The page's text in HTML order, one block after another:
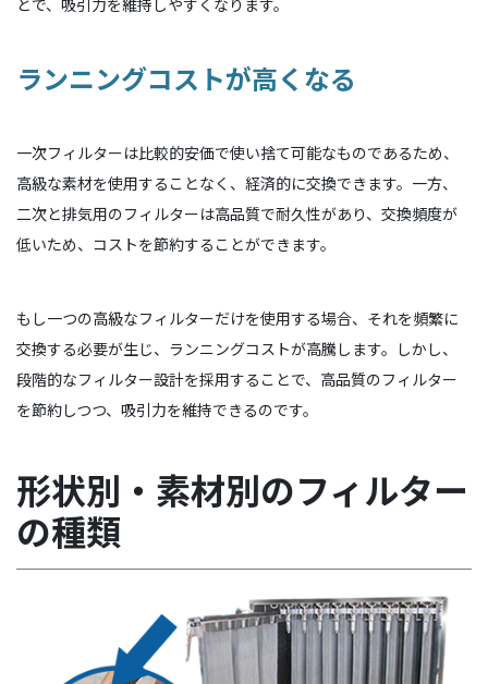
ランニングコストが高くなる
一次フィルターは比較的安価で使い捨て可能なものであるため、
高級な素材を使用することなく、経済的に交換できます。一方、
二次と排気用のフィルターは高品質で耐久性があり、交換頻度が
低いため、コストを節約することができます。
もし一つの高級なフィルターだけを使用する場合、それを頻繁に
交換する必要が生じ、ランニングコストが高騰します。しかし、
段階的なフィルター設計を採用することで、高品質のフィルター
を節約しつつ、吸引力を維持できるのです。
形状別・素材別のフィルター
の種類